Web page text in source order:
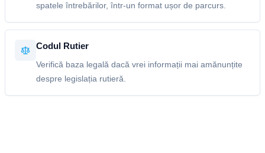
spatele întrebărilor, într-un format ușor de parcurs.
Codul Rutier
Verifică baza legală dacă vrei informații mai amănunțite
despre legislația rutieră.